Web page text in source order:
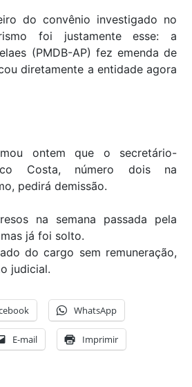
do convênio investigado no
foi justamente esse: a
(PMDB-AP) fez emenda de
diretamente a entidade agora
ontem que o secretário-
Costa, número dois na
pedirá demissão.
na semana passada pela
já foi solto.
do cargo sem remuneração,
judicial.
WhatsApp
E-mail Imprimir